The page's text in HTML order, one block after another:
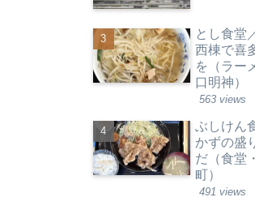
とし食堂
西棟で喜
を（ラー
口明神）
563 views
ぶしけん
かずの盛
だ（食堂
町）
491 views